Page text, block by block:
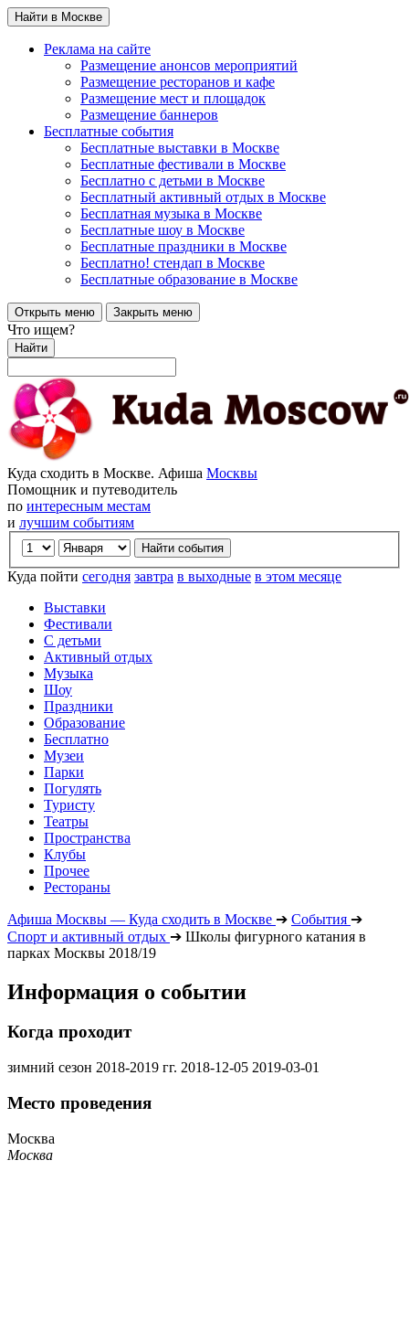
Найти в Москве
Реклама на сайте
Размещение анонсов мероприятий
Размещение ресторанов и кафе
Размещение мест и площадок
Размещение баннеров
Бесплатные события
Бесплатные выставки в Москве
Бесплатные фестивали в Москве
Бесплатно с детьми в Москве
Бесплатный активный отдых в Москве
Бесплатная музыка в Москве
Бесплатные шоу в Москве
Бесплатные праздники в Москве
Бесплатно! стендап в Москве
Бесплатные образование в Москве
Открыть меню Закрыть меню
Что ищем?
Найти
Куда сходить в Москве. Афиша Москвы
Помощник и путеводитель
по интересным местам
и лучшим событиям
Куда пойти сегодня завтра в выходные в этом месяце
Выставки
Фестивали
С детьми
Активный отдых
Музыка
Шоу
Праздники
Образование
Бесплатно
Музеи
Парки
Погулять
Туристу
Театры
Пространства
Клубы
Прочее
Рестораны
Афиша Москвы — Куда сходить в Москве ➔ События ➔
Спорт и активный отдых ➔ Школы фигурного катания в
парках Москвы 2018/19
Информация о событии
Когда проходит
зимний сезон 2018-2019 гг. 2018-12-05 2019-03-01
Место проведения
Москва
Москва